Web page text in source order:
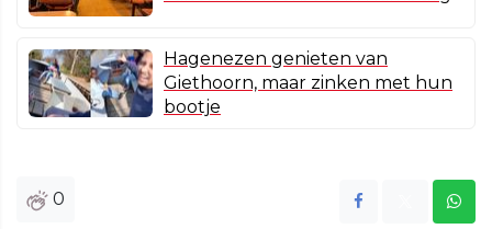
Hagenezen genieten van
Giethoorn, maar zinken met hun
bootje
0